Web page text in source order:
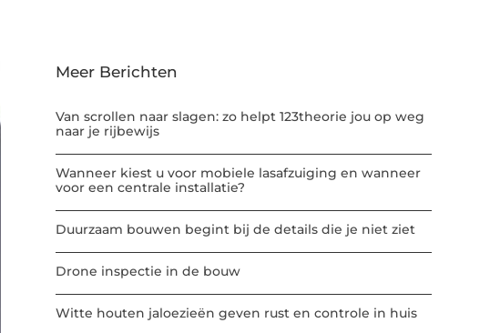
Meer Berichten
Van scrollen naar slagen: zo helpt 123theorie jou op weg
naar je rijbewijs
Wanneer kiest u voor mobiele lasafzuiging en wanneer
voor een centrale installatie?
Duurzaam bouwen begint bij de details die je niet ziet
Drone inspectie in de bouw
Witte houten jaloezieën geven rust en controle in huis